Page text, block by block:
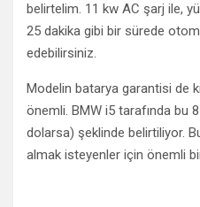
belirtelim. 11 kw AC şarj ile,
25 dakika gibi bir sürede
edebilirsiniz.
Modelin batarya garantisi de
önemli. BMW i5 tarafında bu
dolarsa) şeklinde belirtiliyor.
almak isteyenler için önemli